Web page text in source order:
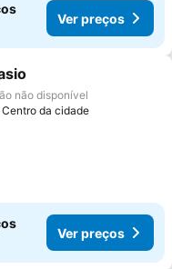
Ver preços
aos favoritos
não disponível
Centro da cidade
Ver preços